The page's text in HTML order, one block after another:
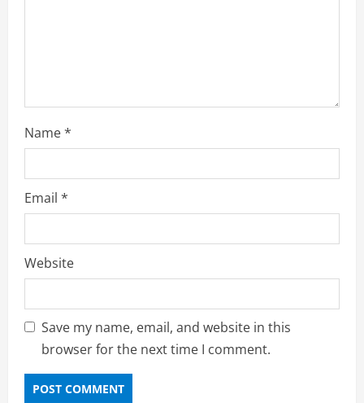
Name*
Email *
Website
Save my name, email, and website in this
browser for the next time I comment.